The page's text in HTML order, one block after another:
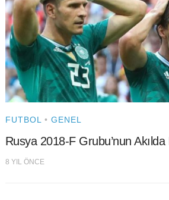
FUTBOL • GENEL
Rusya 2018-F Grubu’nun Akılda
8 YIL ÖNCE